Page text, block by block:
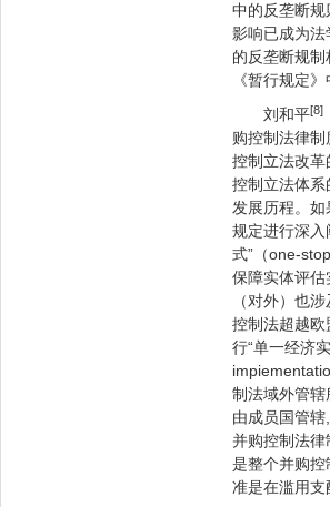
中的反垄断规
影响已成为
的反垄断规
《暂行规定
刘和平[8]
购控制法律
控制立法改
控制立法体
发展历程。
规定进行深
式”（one-
保障实体评
（对外）也
控制法超越
行“单一经济
制法域外管
由成员国管
并购控制法
是整个并购控
准是在滥用